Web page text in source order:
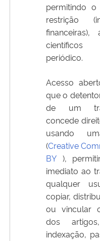
permitindo
restrição
científicos
periódico.
Acesso
que o
de um
concede
usando
(Creative
BY ),
imediato ao
qualquer
copiar,
ou vincular
dos
indexação,